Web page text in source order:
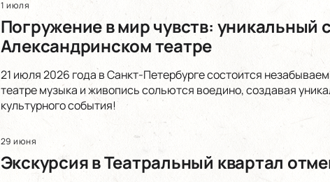
1 июля
Погружение в мир чувств: уникальный
Александринском театре
21 июля 2026 года в Санкт-Петербурге состоится
театре музыка и живопись сольются воедино, создавая
культурного события!
29 июня
Экскурсия в Театральный квартал